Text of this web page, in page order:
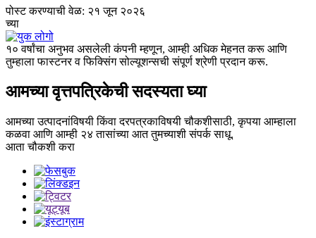
पोस्ट करण्याची वेळ: २१ जून २०२६
च्या
१० वर्षांचा अनुभव असलेली कंपनी म्हणून, आम्ही अधिक मेहनत करू आणि
तुम्हाला फास्टनर व फिक्सिंग सोल्यूशन्सची संपूर्ण श्रेणी प्रदान करू.
आमच्या वृत्तपत्रिकेची सदस्यता घ्या
आमच्या उत्पादनांविषयी किंवा दरपत्रकाविषयी चौकशीसाठी, कृपया आम्हाला
कळवा आणि आम्ही २४ तासांच्या आत तुमच्याशी संपर्क साधू.
आता चौकशी करा